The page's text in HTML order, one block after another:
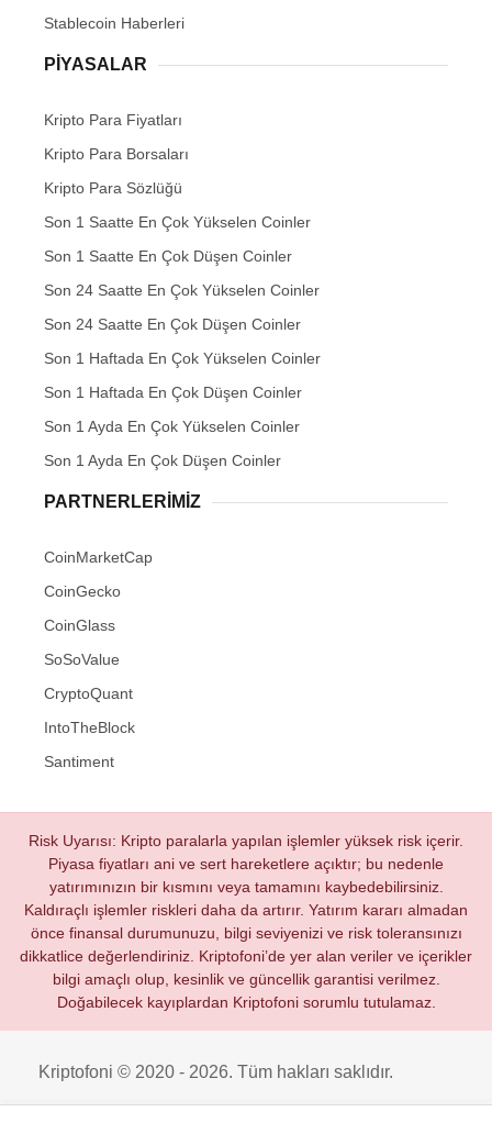
Stablecoin Haberleri
PIYASALAR
Kripto Para Fiyatları
Kripto Para Borsaları
Kripto Para Sözlüğü
Son 1 Saatte En Çok Yükselen Coinler
Son 1 Saatte En Çok Düşen Coinler
Son 24 Saatte En Çok Yükselen Coinler
Son 24 Saatte En Çok Düşen Coinler
Son 1 Haftada En Çok Yükselen Coinler
Son 1 Haftada En Çok Düşen Coinler
Son 1 Ayda En Çok Yükselen Coinler
Son 1 Ayda En Çok Düşen Coinler
PARTNERLERIMIZ
CoinMarketCap
CoinGecko
CoinGlass
SoSoValue
CryptoQuant
IntoTheBlock
Santiment
Risk Uyarısı: Kripto paralarla yapılan işlemler yüksek risk içerir.
Piyasa fiyatları ani ve sert hareketlere açıktır; bu nedenle
yatırımınızın bir kısmını veya tamamını kaybedebilirsiniz.
Kaldıraçlı işlemler riskleri daha da artırır. Yatırım kararı almadan
önce finansal durumunuzu, bilgi seviyenizi ve risk toleransınızı
dikkatlice değerlendiriniz. Kriptofoni’de yer alan veriler ve içerikler
bilgi amaçlı olup, kesinlik ve güncellik garantisi verilmez.
Doğabilecek kayıplardan Kriptofoni sorumlu tutulamaz.
Kriptofoni © 2020 - 2026. Tüm hakları saklıdır.